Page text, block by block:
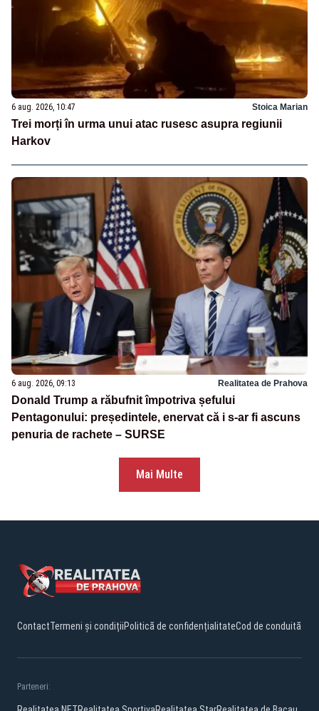
6 aug. 2026, 10:47 Stoica Marian
Trei morți în urma unui atac rusesc asupra regiunii
Harkov
6 aug. 2026, 09:13 Realitatea de Prahova
Donald Trump a răbufnit împotriva șefului
Pentagonului: președintele, enervat că i s-ar fi ascuns
penuria de rachete – SURSE
Mai Multe
ContactTermeni și condițiiPolitică de confidențialitateCod de conduită
Parteneri: